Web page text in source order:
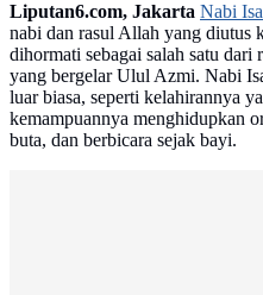
Liputan6.com, Jakarta Nabi
nabi dan rasul Allah yang diutus
dihormati sebagai salah satu
yang bergelar Ulul Azmi. Nabi
luar biasa, seperti kelahirannya
kemampuannya menghidupkan
buta, dan berbicara sejak bayi.